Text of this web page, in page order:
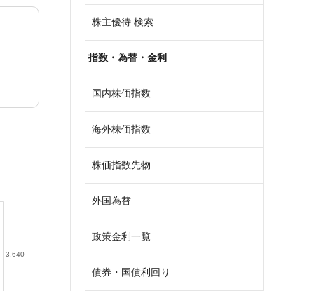
3,640
株主優待 検索
指数・為替・金利
国内株価指数
海外株価指数
株価指数先物
外国為替
政策金利一覧
債券・国債利回り